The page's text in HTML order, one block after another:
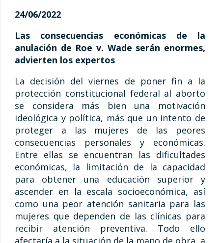
24/06/2022
Las consecuencias económicas de la
anulación de Roe v. Wade serán enormes,
advierten los expertos
La decisión del viernes de poner fin a la
protección constitucional federal al aborto
se considera más bien una motivación
ideológica y política, más que un intento de
proteger a las mujeres de las peores
consecuencias personales y económicas.
Entre ellas se encuentran las dificultades
económicas, la limitación de la capacidad
para obtener una educación superior y
ascender en la escala socioeconómica, así
como una peor atención sanitaria para las
mujeres que dependen de las clínicas para
recibir atención preventiva. Todo ello
afectaría a la situación de la mano de obra, a